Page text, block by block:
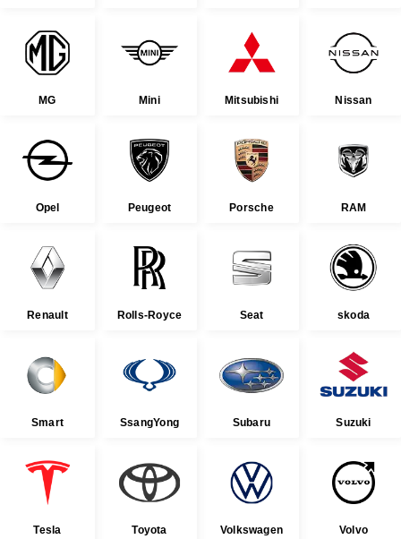
MG Mini Mitsubishi Nissan
Opel Peugeot Porsche RAM
Renault Rolls-Royce Seat skoda
Smart SsangYong Subaru Suzuki
Tesla Toyota Volkswagen Volvo